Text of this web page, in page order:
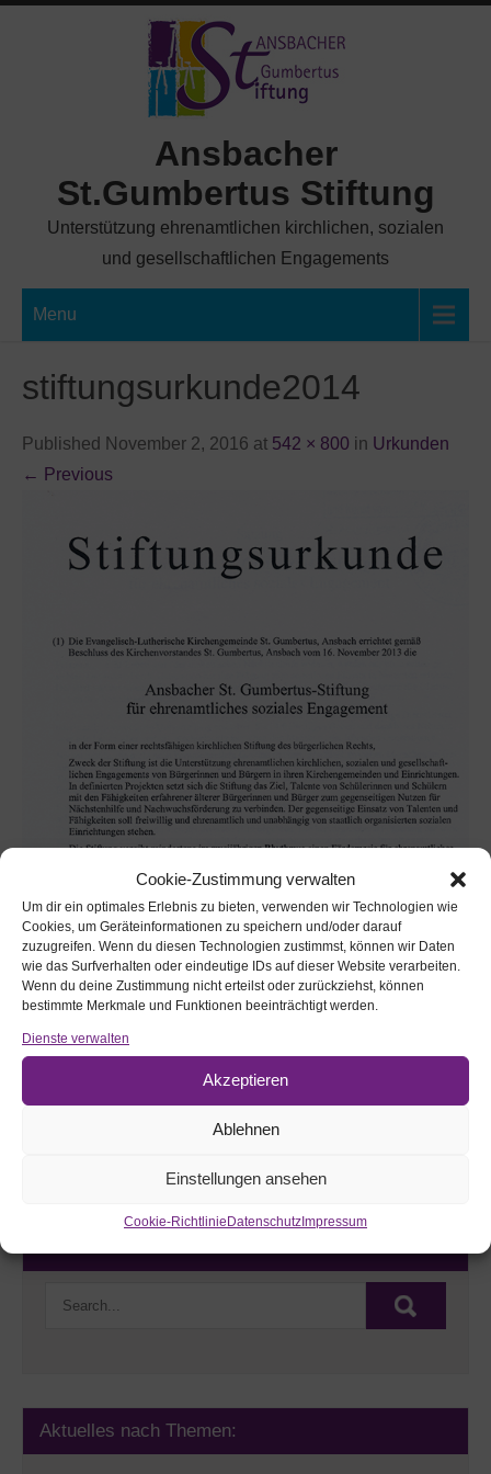
Cookie-Zustimmung verwalten
Um dir ein optimales Erlebnis zu bieten, verwenden wir Technologien wie
Cookies, um Geräteinformationen zu speichern und/oder darauf
zuzugreifen. Wenn du diesen Technologien zustimmst, können wir Daten
wie das Surfverhalten oder eindeutige IDs auf dieser Website verarbeiten.
Wenn du deine Zustimmung nicht erteilst oder zurückziehst, können
bestimmte Merkmale und Funktionen beeinträchtigt werden.
Dienste verwalten
Akzeptieren
Ablehnen
Einstellungen ansehen
Cookie-RichtlinieDatenschutzImpressum
Ansbacher
St.Gumbertus Stiftung
Unterstützung ehrenamtlichen kirchlichen, sozialen
und gesellschaftlichen Engagements
Menu
stiftungsurkunde2014
Published November 2, 2016 at 542 × 800 in Urkunden
← Previous
Stiftungsurkunde 2014
Aktuelles nach Themen: